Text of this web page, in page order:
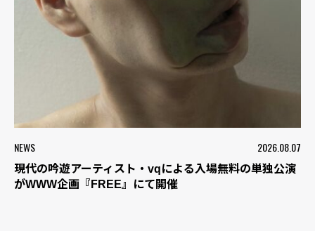
NEWS 2026.08.07
現代の吟遊アーティスト・vqによる入場無料の単独公演
がWWW企画『FREE』にて開催